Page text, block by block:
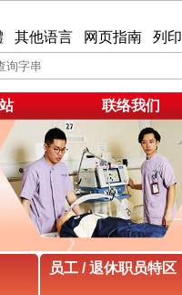
其他语言 网页指南 列印
联络我们
员工 / 退休职员特区